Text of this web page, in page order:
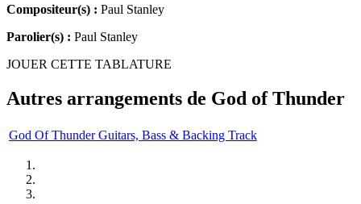
Compositeur(s) : Paul Stanley
Parolier(s) : Paul Stanley
JOUER CETTE TABLATURE
Autres arrangements de God of Thunder
God Of Thunder Guitars, Bass & Backing Track